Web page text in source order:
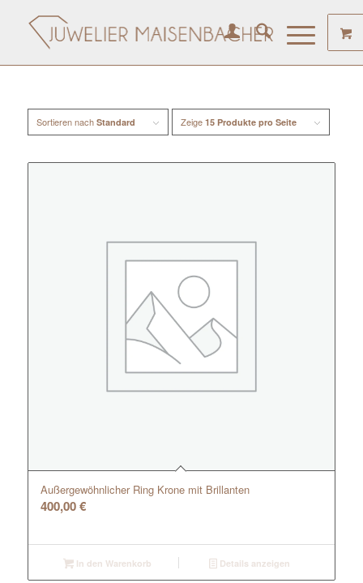
Sortieren nach Standard Zeige 15 Produkte pro Seite
Außergewöhnlicher Ring Krone mit Brillanten
400,00€
In den Warenkorb Details anzeigen